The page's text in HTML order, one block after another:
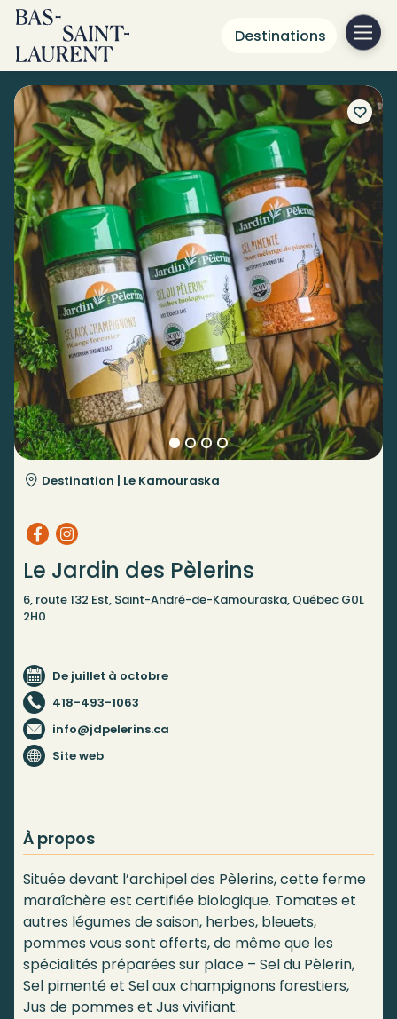
Destinations
Destination | Le Kamouraska
Le Jardin des Pèlerins
6, route 132 Est, Saint-André-de-Kamouraska, Québec G0L
2H0
De juillet à octobre
418-493-1063
info@jdpelerins.ca
Site web
À propos
Située devant l’archipel des Pèlerins, cette ferme
maraîchère est certifiée biologique. Tomates et
autres légumes de saison, herbes, bleuets,
pommes vous sont offerts, de même que les
spécialités préparées sur place – Sel du Pèlerin,
Sel pimenté et Sel aux champignons forestiers,
Jus de pommes et Jus vivifiant.